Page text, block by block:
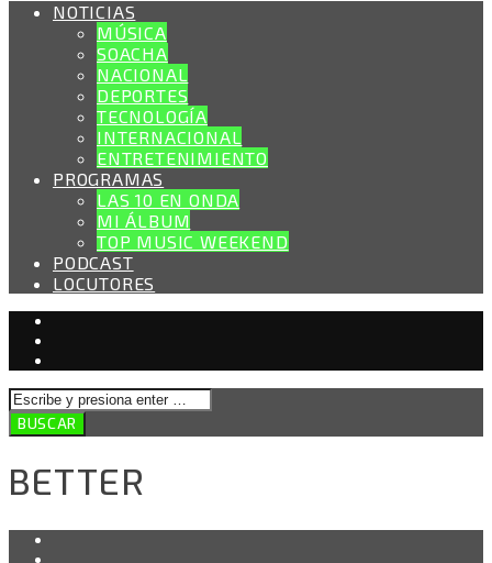
NOTICIAS
MÚSICA
SOACHA
NACIONAL
DEPORTES
TECNOLOGÍA
INTERNACIONAL
ENTRETENIMIENTO
PROGRAMAS
LAS 10 EN ONDA
MI ÁLBUM
TOP MUSIC WEEKEND
PODCAST
LOCUTORES
BETTER